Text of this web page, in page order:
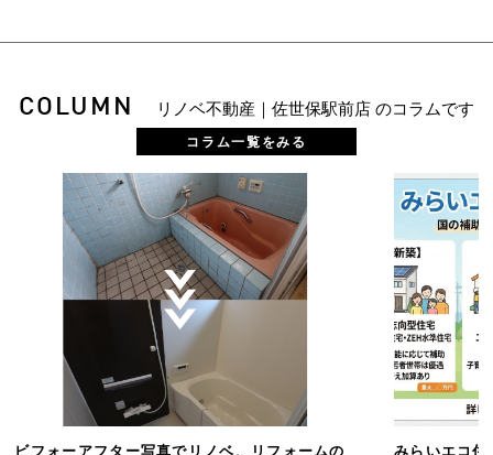
COLUMN リノベ不動産｜佐世保駅前店 のコラムです
コラム一覧をみる
ビフォーアフター写真でリノベ、リフォームの
みらいエコ